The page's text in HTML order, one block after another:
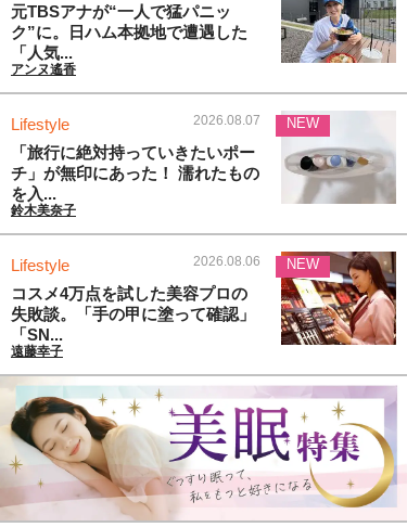
元TBSアナが“一人で猛パニッ
ク”に。日ハム本拠地で遭遇した
「人気...
アンヌ遙香
Lifestyle 2026.08.07
「旅行に絶対持っていきたいポー
チ」が無印にあった！ 濡れたもの
を入...
鈴木美奈子
NEW
Lifestyle 2026.08.06
コスメ4万点を試した美容プロの
失敗談。「手の甲に塗って確認」
「SN...
遠藤幸子
NEW